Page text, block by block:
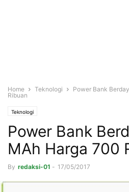
Home Teknologi
Power Bank
Ribuan
Teknologi
Power Bank
MAh Harga 700
By redaksi-01 - 17/05/2017